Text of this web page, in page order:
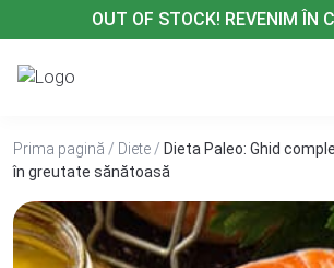
la
conținut
OUT OF STOCK! REVENIM ÎN
Prima pagină / Diete / Dieta Paleo: Ghid
în greutate sănătoasă